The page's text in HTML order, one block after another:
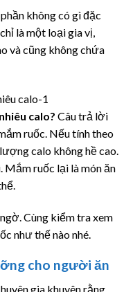
không có gì đặc
là một loại gia vị,
và cũng không chứa
calo? Câu trả lời
ruốc. Nếu tính theo
calo không hề cao.
Mắm ruốc lại là món ăn
Cùng kiểm tra xem
như thế nào nhé.
cho người ăn
gia khuyên rằng,